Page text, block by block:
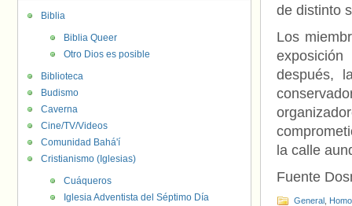
de distinto
Los
después,
la calle
Fuente
General
Biblia
Biblia Queer
Otro Dios es posible
Biblioteca
Budismo
Caverna
Cine/TV/Videos
Comunidad Bahá'í
Cristianismo (Iglesias)
Cuáqueros
Iglesia Adventista del Séptimo Día